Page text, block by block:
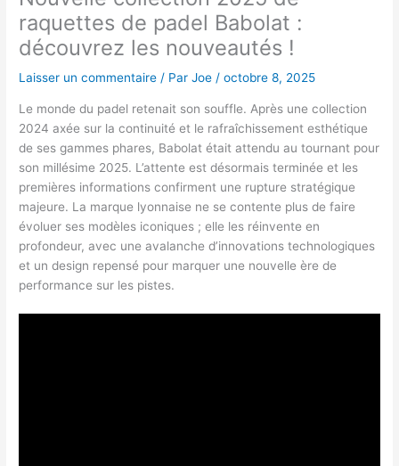
raquettes de padel Babolat :
découvrez les nouveautés !
Laisser un commentaire / ParJoe /octobre 8, 2025
Le monde du padel retenait son souffle. Après une collection
2024 axée sur la continuité et le rafraîchissement esthétique
de ses gammes phares, Babolat était attendu au tournant pour
son millésime 2025. L’attente est désormais terminée et les
premières informations confirment une rupture stratégique
majeure. La marque lyonnaise ne se contente plus de faire
évoluer ses modèles iconiques ; elle les réinvente en
profondeur, avec une avalanche d’innovations technologiques
et un design repensé pour marquer une nouvelle ère de
performance sur les pistes.